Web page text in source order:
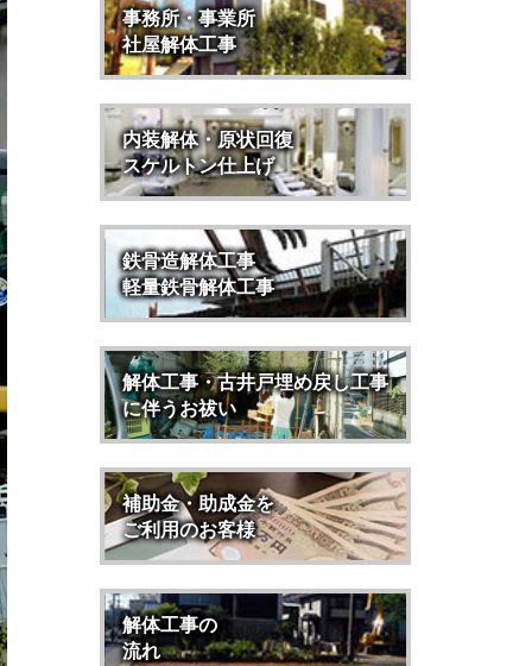
事務所・事業所
社屋解体工事
内装解体・原状回復
スケルトン仕上げ
鉄骨造解体工事
軽量鉄骨解体工事
解体工事・古井戸埋め戻し工事
に伴うお祓い
補助金・助成金を
ご利用のお客様
解体工事の
流れ